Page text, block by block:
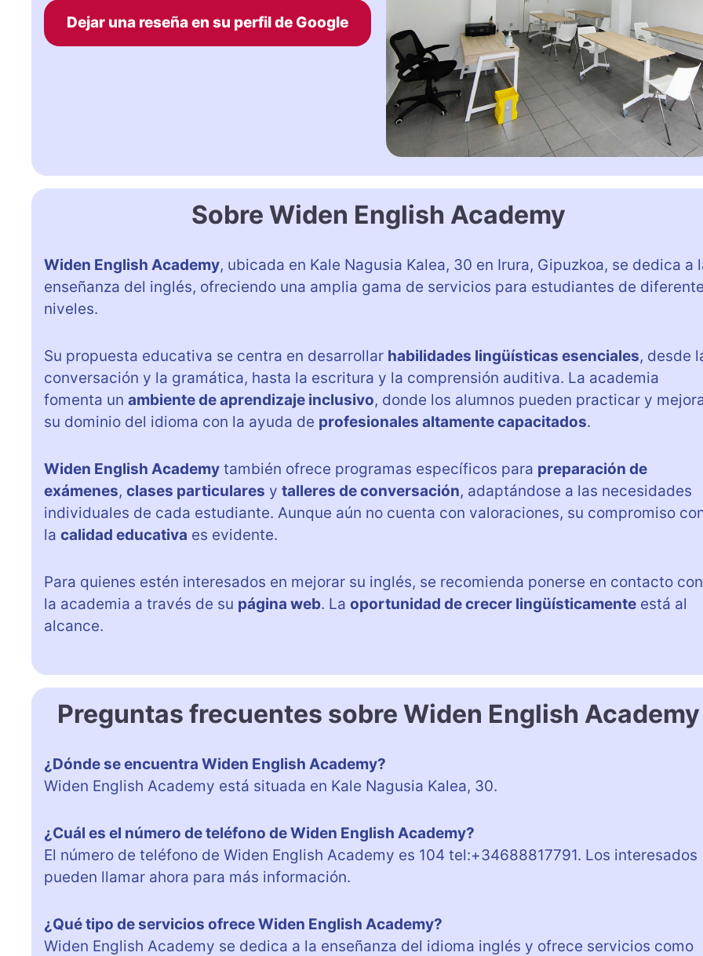
Dejar una reseña en su perfil de Google
Sobre Widen English Academy
Widen English Academy, ubicada en Kale Nagusia Kalea, 30 en Irura, Gipuzkoa, se dedica a
enseñanza del inglés, ofreciendo una amplia gama de servicios para estudiantes de
niveles.
Su propuesta educativa se centra en desarrollar habilidades lingüísticas esenciales, desde
conversación y la gramática, hasta la escritura y la comprensión auditiva. La academia
fomenta un ambiente de aprendizaje inclusivo, donde los alumnos pueden practicar y
su dominio del idioma con la ayuda de profesionales altamente capacitados.
Widen English Academy también ofrece programas específicos para preparación de
exámenes, clases particulares y talleres de conversación, adaptándose a las necesidades
individuales de cada estudiante. Aunque aún no cuenta con valoraciones, su compromiso
la calidad educativa es evidente.
Para quienes estén interesados en mejorar su inglés, se recomienda ponerse en contacto con
la academia a través de su página web. La oportunidad de crecer lingüísticamente está al
alcance.
Preguntas frecuentes sobre Widen English Academy
¿Dónde se encuentra Widen English Academy?
Widen English Academy está situada en Kale Nagusia Kalea, 30.
¿Cuál es el número de teléfono de Widen English Academy?
El número de teléfono de Widen English Academy es 104 tel:+34688817791. Los interesados
pueden llamar ahora para más información.
¿Qué tipo de servicios ofrece Widen English Academy?
Widen English Academy se dedica a la enseñanza del idioma inglés y ofrece servicios como